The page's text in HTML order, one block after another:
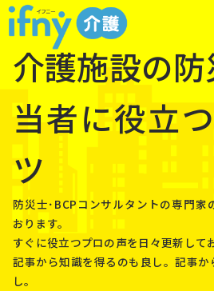
介護施設の
当者に役立
ツ
防災⼠･BCPコンサルタントの専⾨家
おります。
すぐに役⽴つプロの声を⽇々更新して
記事から知識を得るのも良し。記事
し。